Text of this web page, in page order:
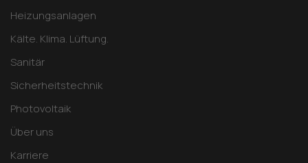
Heizungsanlagen
Kälte. Klima. Lüftung.
Sanitär
Sicherheitstechnik
Photovoltaik
Über uns
Karriere